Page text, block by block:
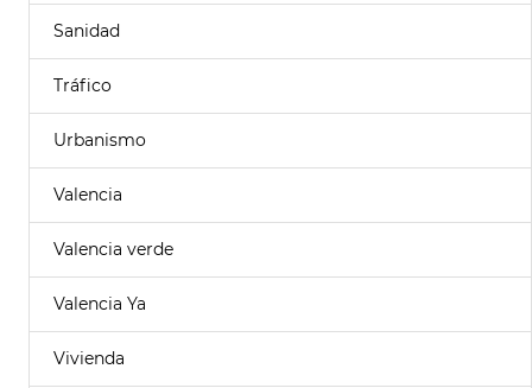
Sanidad
Tráfico
Urbanismo
Valencia
Valencia verde
Valencia Ya
Vivienda